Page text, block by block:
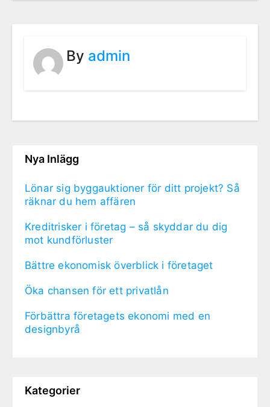
By admin
Nya Inlägg
Lönar sig byggauktioner för ditt projekt? Så
räknar du hem affären
Kreditrisker i företag – så skyddar du dig
mot kundförluster
Bättre ekonomisk överblick i företaget
Öka chansen för ett privatlån
Förbättra företagets ekonomi med en
designbyrå
Kategorier